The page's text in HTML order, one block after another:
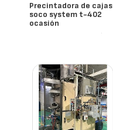
Precintadora de cajas
soco system t-402
ocasión
- España